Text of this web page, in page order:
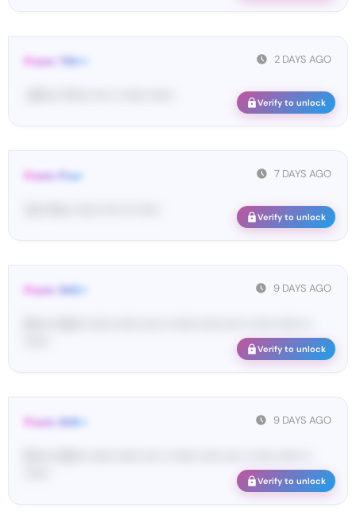
2 DAYS AGO
From: TIN•••
Verify to unlock
7 DAYS AGO
From: Pos•
Verify to unlock
9 DAYS AGO
From: SHE••
Verify to unlock
9 DAYS AGO
From: SHE••
Verify to unlock